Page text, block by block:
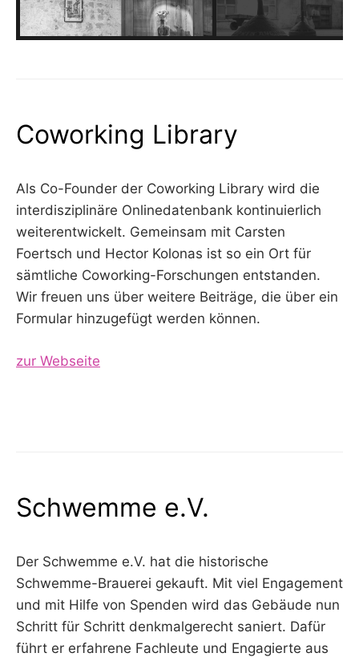
Coworking Library
Als Co-Founder der Coworking Library wird die
interdisziplinäre Onlinedatenbank kontinuierlich
weiterentwickelt. Gemeinsam mit Carsten
Foertsch und Hector Kolonas ist so ein Ort für
sämtliche Coworking-Forschungen entstanden.
Wir freuen uns über weitere Beiträge, die über ein
Formular hinzugefügt werden können.
zur Webseite
Schwemme e.V.
Der Schwemme e.V. hat die historische
Schwemme-Brauerei gekauft. Mit viel Engagement
und mit Hilfe von Spenden wird das Gebäude nun
Schritt für Schritt denkmalgerecht saniert. Dafür
führt er erfahrene Fachleute und Engagierte aus